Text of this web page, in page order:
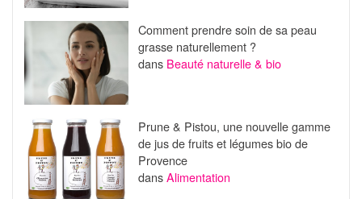
Comment prendre soin de sa peau
grasse naturellement ?
dans Beauté naturelle & bio
Prune & Pistou, une nouvelle gamme
de jus de fruits et légumes bio de
Provence
dansAlimentation